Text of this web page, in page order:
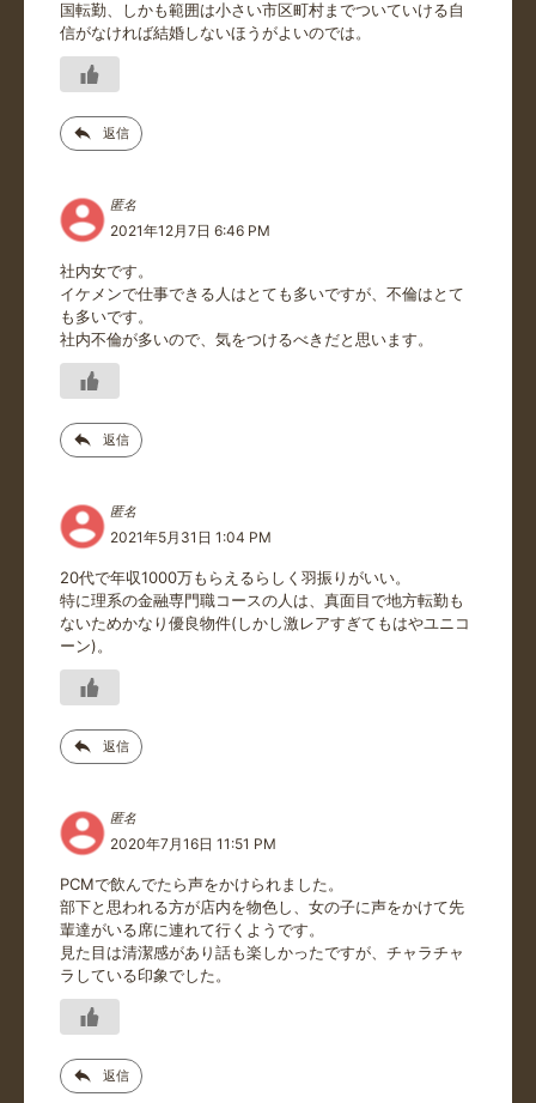
国転勤、しかも範囲は小さい市区町村までついていける自
信がなければ結婚しないほうがよいのでは。
返信
匿名
2021年12月7日 6:46 PM
社内女です。
イケメンで仕事できる人はとても多いですが、不倫はとて
も多いです。
社内不倫が多いので、気をつけるべきだと思います。
返信
匿名
2021年5月31日 1:04 PM
20代で年収1000万もらえるらしく羽振りがいい。
特に理系の金融専門職コースの人は、真面目で地方転勤も
ないためかなり優良物件(しかし激レアすぎてもはやユニコ
ーン)。
返信
匿名
2020年7月16日 11:51 PM
PCMで飲んでたら声をかけられました。
部下と思われる方が店内を物色し、女の子に声をかけて先
輩達がいる席に連れて行くようです。
見た目は清潔感があり話も楽しかったですが、チャラチャ
ラしている印象でした。
返信